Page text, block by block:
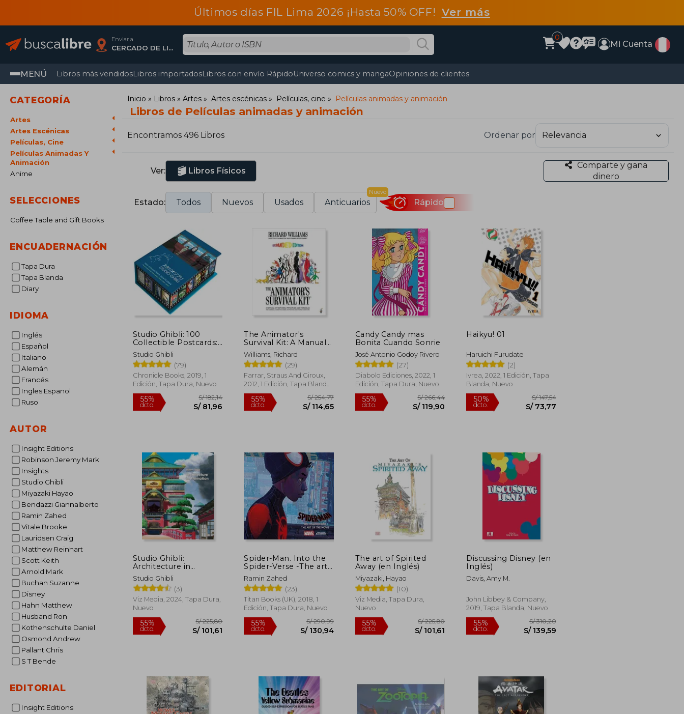
Últimos días FIL Lima 2026 ¡Hasta 50% OFF! Ver más
Enviar a
CERCADO DE LIMA, Lima
0
Mi Cuenta
MENÚ Libros más vendidosLibros importadosLibros con envío RápidoUniverso comics y mangaOpiniones de clientes
CATEGORÍA
Artes
Artes Escénicas
Películas, Cine
Películas Animadas Y
Animación
Anime
SELECCIONES
Coffee Table and Gift Books
ENCUADERNACIÓN
Tapa Dura
Tapa Blanda
Diary
IDIOMA
Inglés
Español
Italiano
Alemán
Francés
Ingles Espanol
Ruso
AUTOR
Insight Editions
Robinson Jeremy Mark
Insights
Studio Ghibli
Miyazaki Hayao
Bendazzi Giannalberto
Ramin Zahed
Vitale Brooke
Lauridsen Craig
Matthew Reinhart
Scott Keith
Arnold Mark
Buchan Suzanne
Disney
Hahn Matthew
Husband Ron
Kothenschulte Daniel
Osmond Andrew
Pallant Chris
S T Bende
EDITORIAL
Insight Editions
Inicio Libros Artes Artes escénicas Películas, cine Películas animadas y animación
Libros de Películas animadas y animación
Encontramos 496 Libros Ordenar por
Ver: Libros Físicos
Comparte y gana
dinero
Estado: Todos Nuevos Usados Anticuarios
Nuevo
Rápido
Studio Ghibli: 100
Collectible Postcards:
Final Frames From the
Feature Films (en
Inglés)
Studio Ghibli
(79)
Chronicle Books, 2019, 1
Edición, Tapa Dura, Nuevo
S/ 81,96
The Animator's
Survival Kit: A Manual
of Methods, Principles
and Formulas for
Classical, Computer,
Games, Stop Motion
and Internet
Straus) (en Inglés)
Williams, Richard
(29)
Farrar, Straus And Giroux,
2012, 1 Edición, Tapa Blanda,
Nuevo
Candy Candy mas
Bonita Cuando Sonrie
José Antonio Godoy Rivero
(27)
Diabolo Ediciones, 2022, 1
Edición, Tapa Dura, Nuevo
S/ 119,90
Haikyu! 01
Haruichi Furudate
(2)
Ivrea, 2022, 1 Edición, Tapa
Blanda, Nuevo
Studio Ghibli:
Architecture in
Animation (en Inglés)
Studio Ghibli
(3)
Viz Media, 2024, Tapa Dura,
Nuevo
55%
dcto.
Spider-Man. Into the
Spider-Verse -The art
of the Movie (en
Inglés)
Ramin Zahed
(23)
Titan Books (UK), 2018, 1
Edición, Tapa Dura, Nuevo
55%
dcto.
The art of Spirited
Away (en Inglés)
Miyazaki, Hayao
(10)
Viz Media, Tapa Dura,
Nuevo
55%
dcto.
S/ 225,80
S/ 101,61
Discussing Disney (en
Inglés)
Davis, Amy M.
John Libbey & Company,
2019, Tapa Blanda, Nuevo
55%
dcto.